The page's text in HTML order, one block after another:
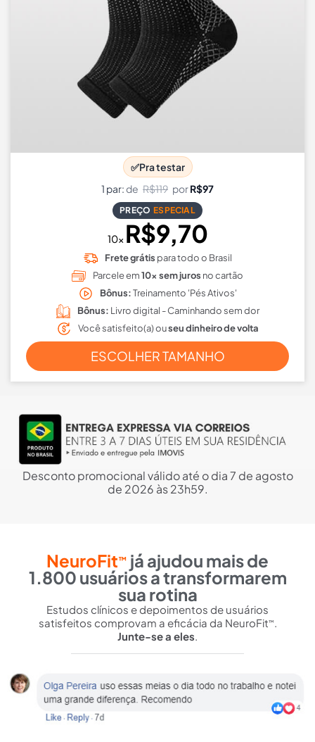
✅Pra testar
1 par:de R$119 porR$97
PREÇO ESPECIAL
10x R$9,70
Frete grátis para todo o Brasil
Parcele em10x sem juros no cartão
Bônus:Treinamento 'Pés Ativos'
Bônus: Livro digital - Caminhando sem dor
Você satisfeito(a) ouseu dinheiro de volta
ESCOLHER TAMANHO
Desconto promocional válido até o dia 7 de agosto
de 2026 às 23h59.
NeuroFit™ já ajudou mais de
1.800 usuários a transformarem
sua rotina
Estudos clínicos e depoimentos de usuários
satisfeitos comprovam a eficácia da NeuroFit™ .
Junte-se a eles.